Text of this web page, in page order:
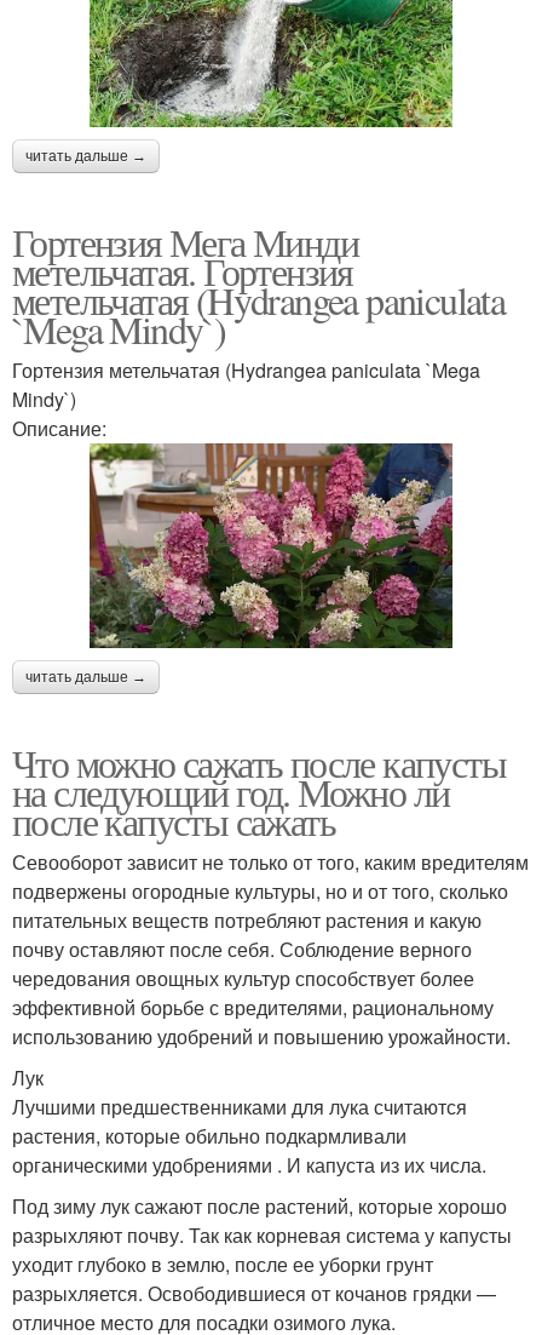
читать дальше →
Гортензия Мега Минди
метельчатая. Гортензия
метельчатая (Hydrangea paniculata
`Mega Mindy`)
Гортензия метельчатая (Hydrangea paniculata `Mega
Mindy`)
Описание:
читать дальше →
Что можно сажать после капусты
на следующий год. Можно ли
после капусты сажать
Севооборот зависит не только от того, каким вредителям
подвержены огородные культуры, но и от того, сколько
питательных веществ потребляют растения и какую
почву оставляют после себя. Соблюдение верного
чередования овощных культур способствует более
эффективной борьбе с вредителями, рациональному
использованию удобрений и повышению урожайности.
Лук
Лучшими предшественниками для лука считаются
растения, которые обильно подкармливали
органическими удобрениями . И капуста из их числа.
Под зиму лук сажают после растений, которые хорошо
разрыхляют почву. Так как корневая система у капусты
уходит глубоко в землю, после ее уборки грунт
разрыхляется. Освободившиеся от кочанов грядки —
отличное место для посадки озимого лука.